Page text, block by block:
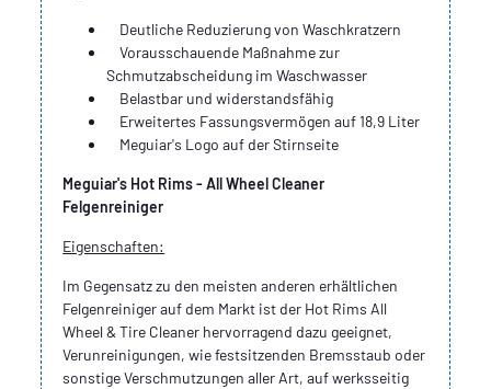
Deutliche Reduzierung von Waschkratzern
Vorausschauende Maßnahme zur
Schmutzabscheidung im Waschwasser
Belastbar und widerstandsfähig
Erweitertes Fassungsvermögen auf 18,9 Liter
Meguiar's Logo auf der Stirnseite
Meguiar's Hot Rims - All Wheel Cleaner
Felgenreiniger
Eigenschaften:
Im Gegensatz zu den meisten anderen erhältlichen
Felgenreiniger auf dem Markt ist der Hot Rims All
Wheel & Tire Cleaner hervorragend dazu geeignet,
Verunreinigungen, wie festsitzenden Bremsstaub oder
sonstige Verschmutzungen aller Art, auf werksseitig